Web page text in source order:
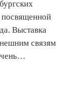
Выставка
связям